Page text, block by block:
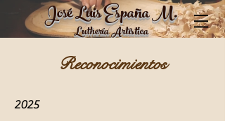
LutheríaArtística
José Luis España M.
Reconocimientos
2025